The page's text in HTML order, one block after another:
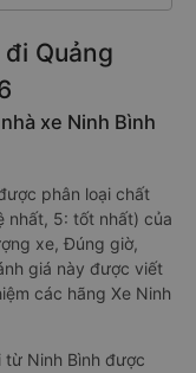
Quảng
xe Ninh Bình
phân loại chất
nhất, 5: tốt nhất) của
xe, Đúng giờ,
giá này được viết
các hãng Xe Ninh
Ninh Bình được